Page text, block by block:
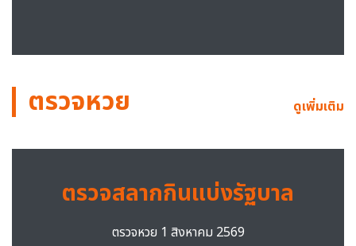
ตรวจหวย ดูเพิ่มเติม
ตรวจสลากกินแบ่งรัฐบาล
ตรวจหวย 1 สิงหาคม 2569